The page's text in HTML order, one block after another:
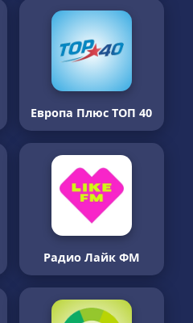
Европа Плюс ТОП 40
Радио Лайк ФМ